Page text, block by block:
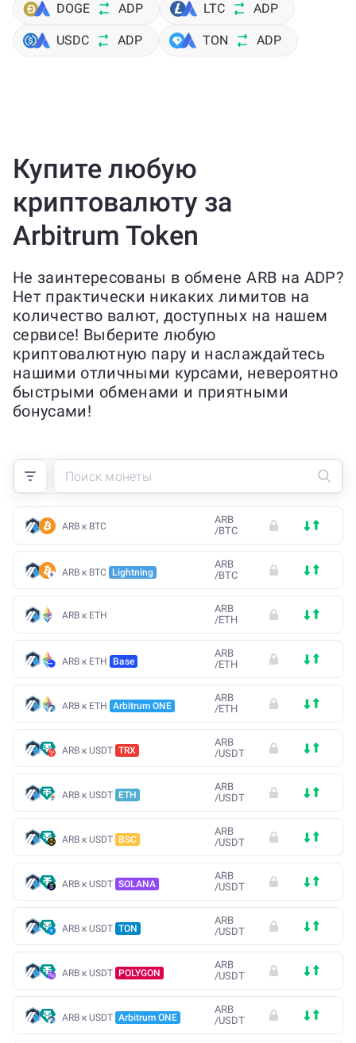
DOGE ADP LTC ADP
USDC ADP TON ADP
Купите любую
криптовалюту за
Arbitrum Token
Не заинтересованы в обмене ARB на ADP?
Нет практически никаких лимитов на
количество валют, доступных на нашем
сервисе! Выберите любую
криптовалютную пару и наслаждайтесь
нашими отличными курсами, невероятно
быстрыми обменами и приятными
бонусами!
ARB к BTC
ARB
/BTC
ARB к BTC Lightning
ARB
/BTC
ARB к ETH
ARB
/ETH
ARB к ETH Base
ARB
/ETH
ARB к ETH Arbitrum ONE
ARB
/ETH
ARB к USDT TRX
ARB
/USDT
ARB к USDT ETH
ARB
/USDT
ARB к USDT BSC
ARB
/USDT
ARB к USDT SOLANA
ARB
/USDT
ARB к USDT TON
ARB
/USDT
ARB к USDT POLYGON
ARB
/USDT
ARB к USDT Arbitrum ONE
ARB
/USDT